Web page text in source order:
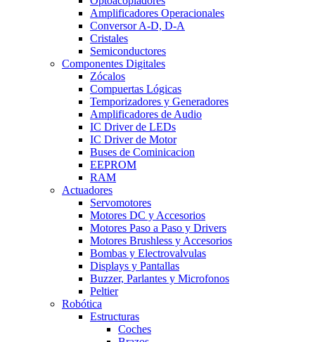
Amplificadores Operacionales
Conversor A-D, D-A
Cristales
Semiconductores
Componentes Digitales
Zócalos
Compuertas Lógicas
Temporizadores y Generadores
Amplificadores de Audio
IC Driver de LEDs
IC Driver de Motor
Buses de Cominicacion
EEPROM
RAM
Actuadores
Servomotores
Motores DC y Accesorios
Motores Paso a Paso y Drivers
Motores Brushless y Accesorios
Bombas y Electrovalvulas
Displays y Pantallas
Buzzer, Parlantes y Microfonos
Peltier
Robótica
Estructuras
Coches